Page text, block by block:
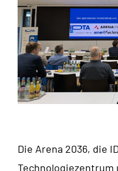
Die Arena 2036, die
Technologiezentrum